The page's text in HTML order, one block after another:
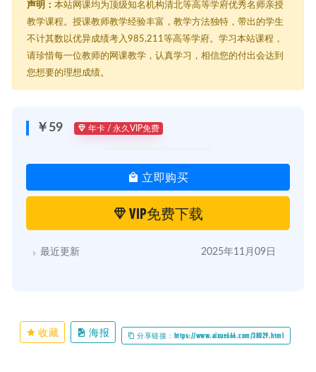
声明： 本站网课均为顶级知名机构清北等高等学府优秀名师亲授
教学课程。授课教师教学经验丰富，教学方法独特，带出的学生
不计其数以优异成绩考入985,211等高等学府。学习本站课程，
请珍惜每一位教师的网课教学，认真学习，相信您的付出会达到
您想要的理想成绩。
￥59 年卡 / 永久VIP免费
立即购买
VIP免费下载
最近更新 2025年11月09日
收藏 海报 分享链接：https://www.aixue666.com/38029.html